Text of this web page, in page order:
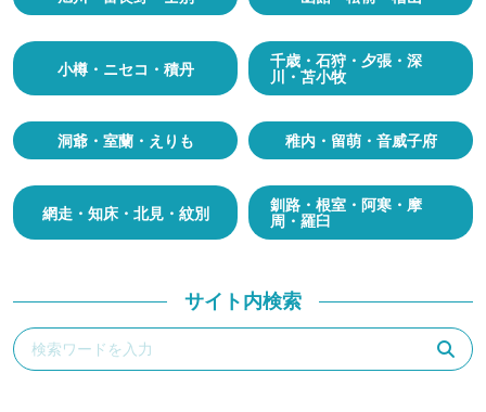
小樽・ニセコ・積丹 千歳・石狩・夕張・深
川・苫小牧
洞爺・室蘭・えりも 稚内・留萌・音威子府
網走・知床・北見・紋別 釧路・根室・阿寒・摩
周・羅臼
サイト内検索